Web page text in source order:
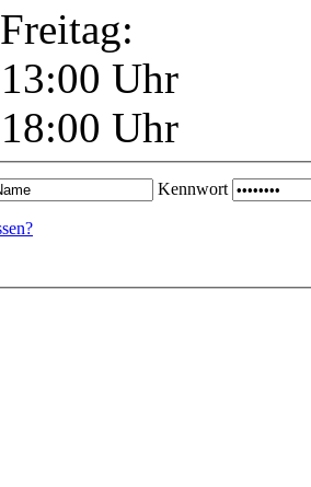
Uhr
Uhr
Kennwort